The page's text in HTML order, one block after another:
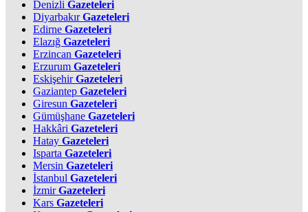
Denizli Gazeteleri
DiyarbakırGazeteleri
Edirne Gazeteleri
Elazığ Gazeteleri
Erzincan Gazeteleri
Erzurum Gazeteleri
EskişehirGazeteleri
Gaziantep Gazeteleri
Giresun Gazeteleri
Gümüşhane Gazeteleri
Hakkâri Gazeteleri
Hatay Gazeteleri
Isparta Gazeteleri
Mersin Gazeteleri
İstanbul Gazeteleri
İzmirGazeteleri
Kars Gazeteleri